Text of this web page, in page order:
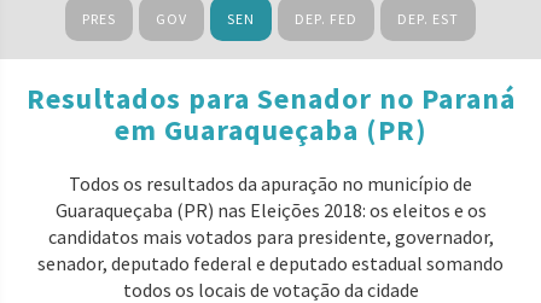
PRES GOV SEN DEP. FED DEP. EST
Resultados para Senador no Paraná
em Guaraqueçaba (PR)
Todos os resultados da apuração no município de
Guaraqueçaba (PR) nas Eleições 2018: os eleitos e os
candidatos mais votados para presidente, governador,
senador, deputado federal e deputado estadual somando
todos os locais de votação da cidade